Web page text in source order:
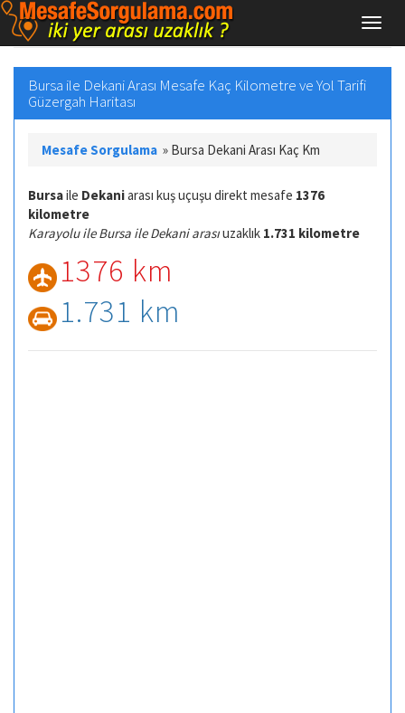
Bursa ile Dekani Arası Mesafe Kaç Kilometre ve Yol Tarifi
Güzergah Haritası
Mesafe Sorgulama » Bursa Dekani Arası Kaç Km
Bursaile Dekaniarası kuş uçuşu direkt mesafe 1376
kilometre
Karayolu ile Bursa ile Dekani arasıuzaklık 1.731 kilometre
1376 km
1.731 km